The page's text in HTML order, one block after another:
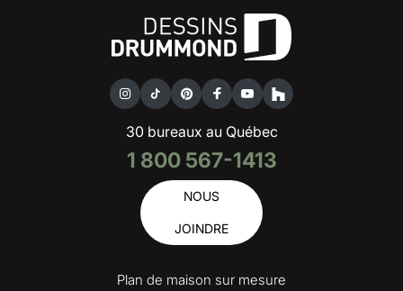
30 bureaux au Québec
1 800 567-1413
NOUS
JOINDRE
Plan de maison sur mesure